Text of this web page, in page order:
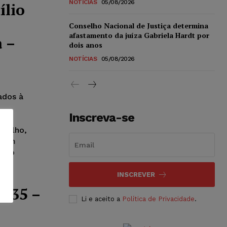
–
à
35 –
NOTÍCIAS 05/08/2026
Conselho Nacional de Justiça determina
afastamento da juíza Gabriela Hardt por
dois anos
NOTÍCIAS 05/08/2026
Inscreva-se
INSCREVER
Li e aceito a Política de Privacidade.